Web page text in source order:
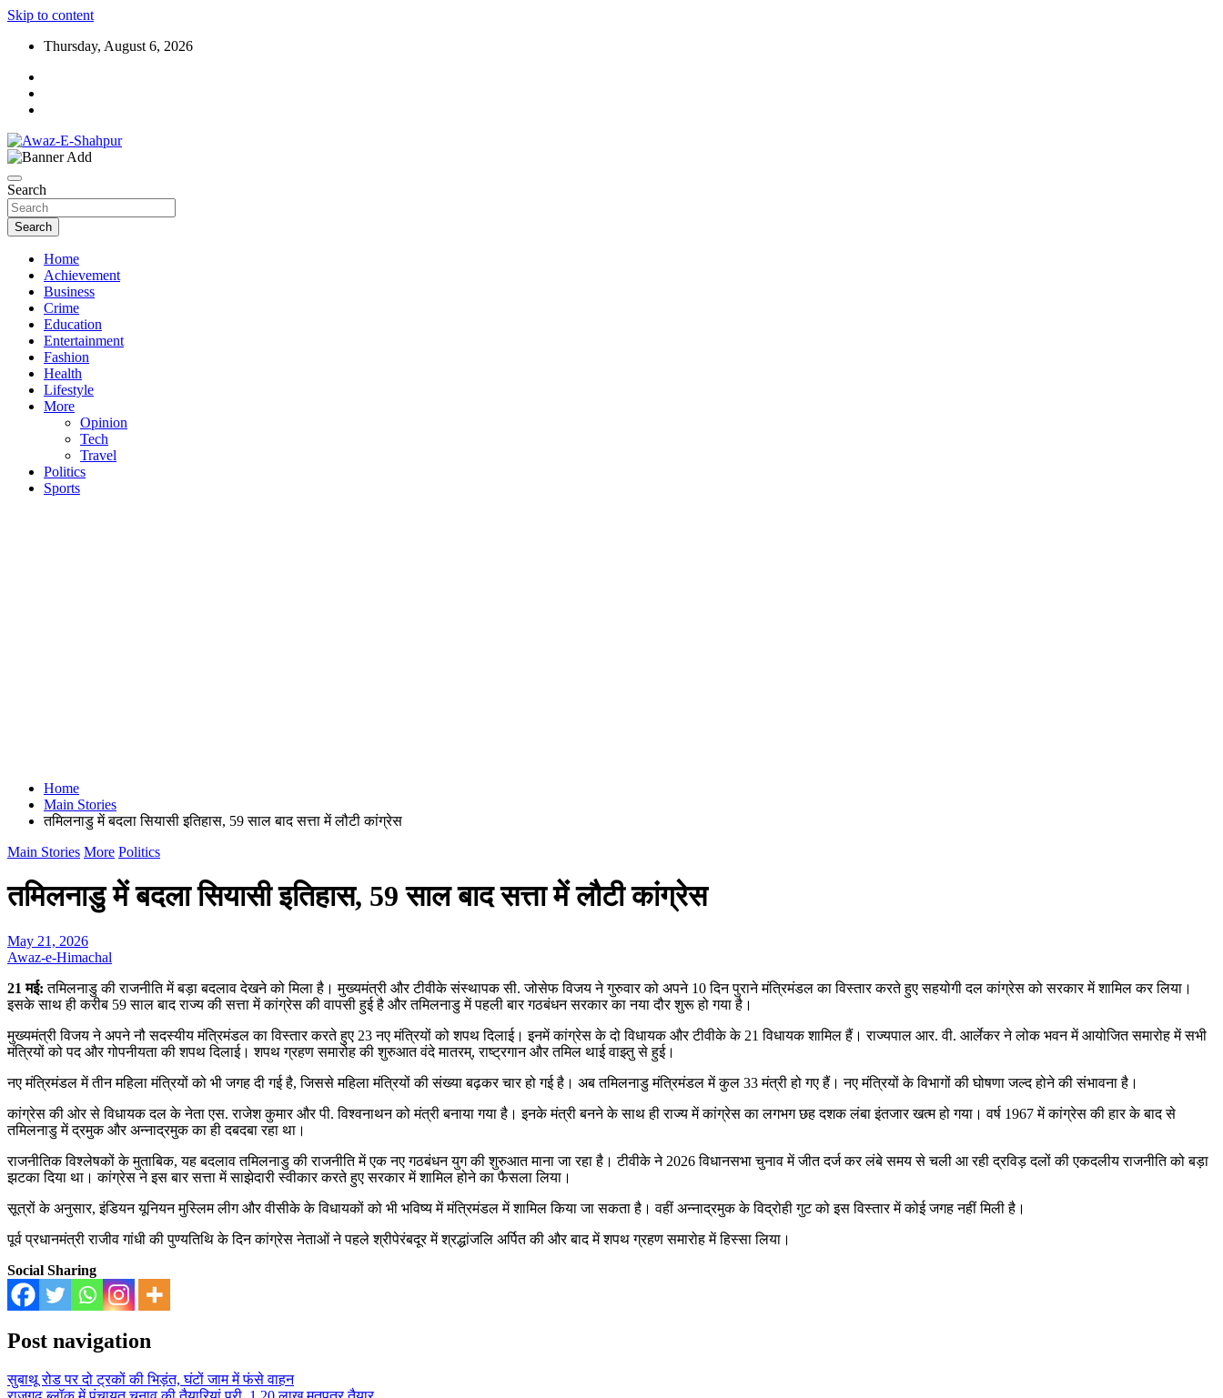
Skip to content
Thursday, August 6, 2026
Awaz-E-Shahpur
Search
Search
Home
Achievement
Business
Crime
Education
Entertainment
Fashion
Health
Lifestyle
More
Opinion
Tech
Travel
Politics
Sports
Home
Main Stories
तमिलनाडु में बदला सियासी इतिहास, 59 साल बाद सत्ता में लौटी कांग्रेस
Main Stories More Politics
तमिलनाडु में बदला सियासी इतिहास, 59 साल बाद सत्ता में लौटी कांग्रेस
May 21, 2026
Awaz-e-Himachal
21 मई:तमिलनाडु की राजनीति में बड़ा बदलाव देखने को मिला है। मुख्यमंत्री और टीवीके संस्थापक सी. जोसेफ विजय ने गुरुवार को अपने 10 दिन पुराने मंत्रिमंडल का विस्तार करते हुए सहयोगी दल कांग्रेस को सरकार में शामिल कर लिया।
इसके साथ ही करीब 59 साल बाद राज्य की सत्ता में कांग्रेस की वापसी हुई है और तमिलनाडु में पहली बार गठबंधन सरकार का नया दौर शुरू हो गया है।
मुख्यमंत्री विजय ने अपने नौ सदस्यीय मंत्रिमंडल का विस्तार करते हुए 23 नए मंत्रियों को शपथ दिलाई। इनमें कांग्रेस के दो विधायक और टीवीके के 21 विधायक शामिल हैं। राज्यपाल आर. वी. आर्लेकर ने लोक भवन में आयोजित समारोह में सभी
मंत्रियों को पद और गोपनीयता की शपथ दिलाई। शपथ ग्रहण समारोह की शुरुआत वंदे मातरम्, राष्ट्रगान और तमिल थाई वाझ्तु से हुई।
नए मंत्रिमंडल में तीन महिला मंत्रियों को भी जगह दी गई है, जिससे महिला मंत्रियों की संख्या बढ़कर चार हो गई है। अब तमिलनाडु मंत्रिमंडल में कुल 33 मंत्री हो गए हैं। नए मंत्रियों के विभागों की घोषणा जल्द होने की संभावना है।
कांग्रेस की ओर से विधायक दल के नेता एस. राजेश कुमार और पी. विश्वनाथन को मंत्री बनाया गया है। इनके मंत्री बनने के साथ ही राज्य में कांग्रेस का लगभग छह दशक लंबा इंतजार खत्म हो गया। वर्ष 1967 में कांग्रेस की हार के बाद से
तमिलनाडु में द्रमुक और अन्नाद्रमुक का ही दबदबा रहा था।
राजनीतिक विश्लेषकों के मुताबिक, यह बदलाव तमिलनाडु की राजनीति में एक नए गठबंधन युग की शुरुआत माना जा रहा है। टीवीके ने 2026 विधानसभा चुनाव में जीत दर्ज कर लंबे समय से चली आ रही द्रविड़ दलों की एकदलीय राजनीति को बड़ा
झटका दिया था। कांग्रेस ने इस बार सत्ता में साझेदारी स्वीकार करते हुए सरकार में शामिल होने का फैसला लिया।
सूत्रों के अनुसार, इंडियन यूनियन मुस्लिम लीग और वीसीके के विधायकों को भी भविष्य में मंत्रिमंडल में शामिल किया जा सकता है। वहीं अन्नाद्रमुक के विद्रोही गुट को इस विस्तार में कोई जगह नहीं मिली है।
पूर्व प्रधानमंत्री राजीव गांधी की पुण्यतिथि के दिन कांग्रेस नेताओं ने पहले श्रीपेरंबदूर में श्रद्धांजलि अर्पित की और बाद में शपथ ग्रहण समारोह में हिस्सा लिया।
Social Sharing
Post navigation
सुबाथू रोड पर दो ट्रकों की भिड़ंत, घंटों जाम में फंसे वाहन